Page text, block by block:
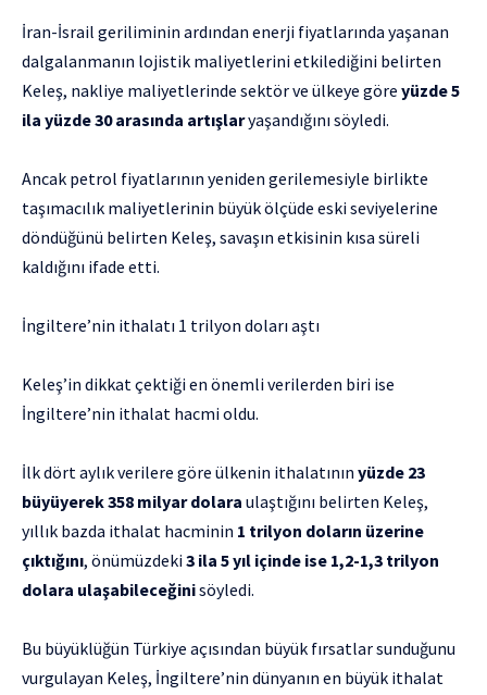
İran-İsrail geriliminin ardından enerji fiyatlarında yaşanan
dalgalanmanın lojistik maliyetlerini etkilediğini belirten
Keleş, nakliye maliyetlerinde sektör ve ülkeye göre yüzde 5
ila yüzde 30 arasında artışlaryaşandığını söyledi.
Ancak petrol fiyatlarının yeniden gerilemesiyle birlikte
taşımacılık maliyetlerinin büyük ölçüde eski seviyelerine
döndüğünü belirten Keleş, savaşın etkisinin kısa süreli
kaldığını ifade etti.
İngiltere’nin ithalatı 1 trilyon doları aştı
Keleş’in dikkat çektiği en önemli verilerden biri ise
İngiltere’nin ithalat hacmi oldu.
İlk dört aylık verilere göre ülkenin ithalatının yüzde 23
büyüyerek 358 milyar dolara ulaştığını belirten Keleş,
yıllık bazda ithalat hacminin 1 trilyon doların üzerine
çıktığını, önümüzdeki3 ila 5 yıl içinde ise 1,2-1,3 trilyon
dolara ulaşabileceğinisöyledi.
Bu büyüklüğün Türkiye açısından büyük fırsatlar sunduğunu
vurgulayan Keleş, İngiltere’nin dünyanın en büyük ithalat